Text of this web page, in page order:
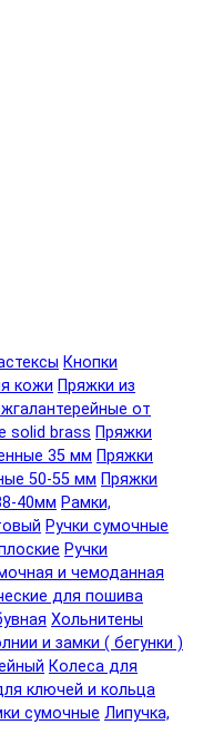
Кнопки
кожи Пряжки из
от
solid brass Пряжки
35 мм Пряжки
50-55 мм Пряжки
40мм Рамки,
Ручки сумочные
Ручки
и чемоданная
для пошива
Хольнитены
и замки ( бегунки )
Колеса для
ключей и кольца
сумочные Липучка,